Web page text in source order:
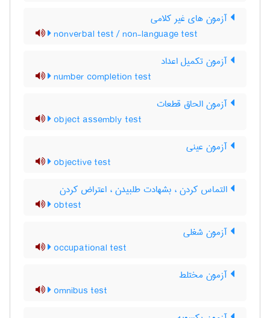
آزمون های غیر کلامی
nonverbal test / non-language test
آزمون تکمیل اعداد
number completion test
آزمون الحاق قطعات
object assembly test
آزمون عینی
objective test
التماس کردن ، بشهادت طلبیدن ، اعتراض کردن
obtest
آزمون شغلی
occupational test
آزمون مختلط
omnibus test